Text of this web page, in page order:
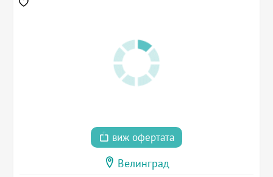
виж офертата
Велинград